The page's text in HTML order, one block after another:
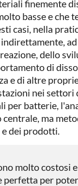
finemente
basse e che
casi, nella
dello
di
e di altre
nei settori
per batterie,
ma
dei prodotti.
molto costosi
perfetta per